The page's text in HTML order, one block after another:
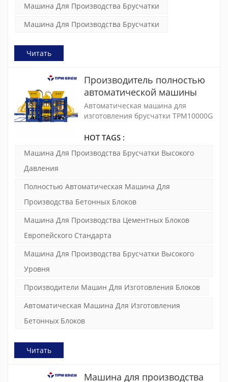
Машина Для Производства Брусчатки
Машина Для Производства Брусчатки
Читать
Производитель полностью
автоматической машины
для производства бетонных
блоков в Китае (TPM10000G)
Автоматическая машина для
изготовления брусчатки TPM10000G
немецкой системы управления PLC
сервовибрацию. Основная
HOT TAGS :
Машина Для Производства Брусчатки Высокого
Давления
Полностью Автоматическая Машина Для
Производства Бетонных Блоков
Машина Для Производства Цементных Блоков
Европейского Стандарта
Машина Для Производства Брусчатки Высокого
Уровня
Производители Машин Для Изготовления Блоков
Автоматическая Машина Для Изготовления
Бетонных Блоков
Читать
Машина для производства